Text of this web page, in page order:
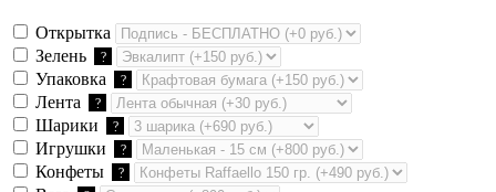
Открытка
Зелень
?
Упаковка ?
Лента ?
Шарики ?
Игрушки ?
Конфеты ?